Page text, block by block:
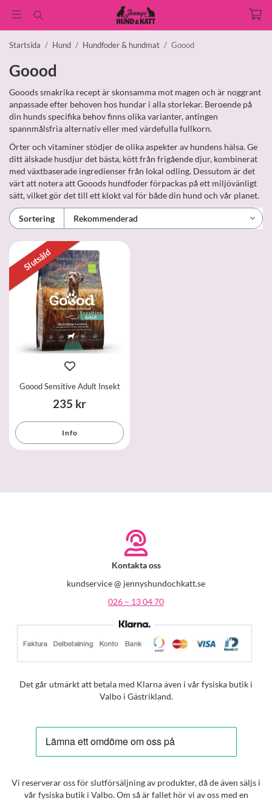
Startsida / Hund / Hundfoder & hundmat / Goood
Goood
Gooods smakrika recept är skonsamma mot magen och är noggrant
anpassade efter behoven hos hundar i alla storlekar. Beroende på
din hunds specifika behov finns olika varianter, antingen
spannmålsfria alternativ eller med värdefulla fullkorn.
Örter och vitaminer stödjer de olika aspekter av hundens hälsa. Ge
ditt älskade husdjur det bästa, kött från frigående djur, kombinerat
med växtbaserade ingredienser från lokal odling. Dessutom är det
värt att notera att Gooods hundfoder förpackas på ett miljövänligt
sätt, vilket gör det till ett klokt val för både din hund och vår planet.
Sortering
Slutsåld
Goood Sensitive Adult Insekt
235 kr
Info
Kontakta oss
kundservice @ jennyshundochkatt.se
026 – 13 04 70
Det går utmärkt att betala med Klarna även i vår fysiska butik i
Valbo i Gästrikland.
Vi reserverar oss för slutförsäljning av produkter, då de även säljs i
vår fysiska butik i Valbo. Om så är fallet hör vi av oss med en